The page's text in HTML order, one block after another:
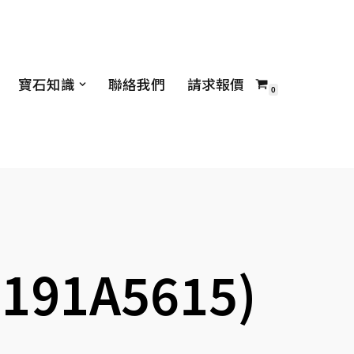
寶石知識 聯絡我們 請求報價 0